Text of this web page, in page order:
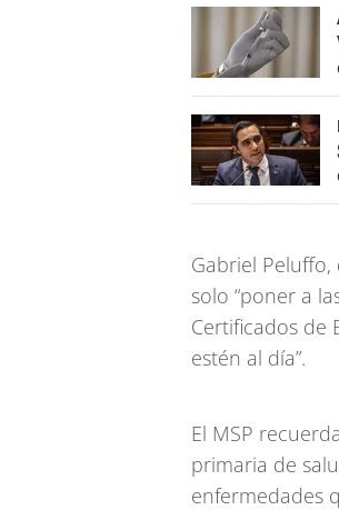
Gabriel
solo “poner a
Certificados de
estén al día”.
El MSP
primaria de
enfermedades